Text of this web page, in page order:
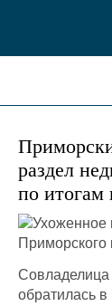
раздел
по итогам
Совладелица
обратилась